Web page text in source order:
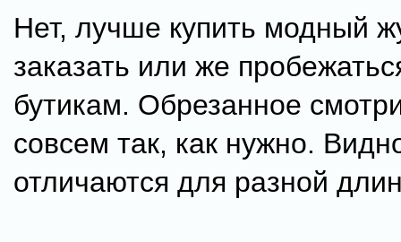
Нет, лучше купить модный
заказать или же
бутикам. Обрезанное
совсем так, как нужно.
отличаются для разной